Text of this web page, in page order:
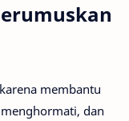
membantu
dan